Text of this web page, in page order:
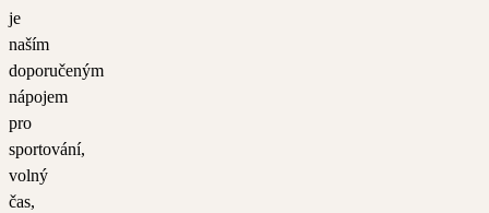
je
naším
doporučeným
nápojem
pro
sportování,
volný
čas,